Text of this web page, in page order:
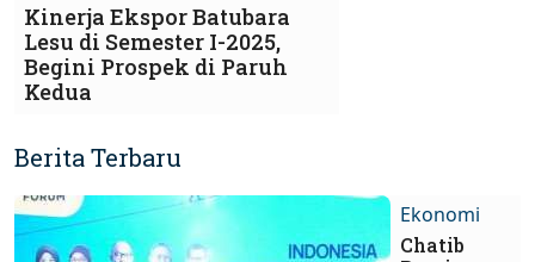
Kinerja Ekspor Batubara
Lesu di Semester I-2025,
Begini Prospek di Paruh
Kedua
Berita Terbaru
Ekonomi
Chatib